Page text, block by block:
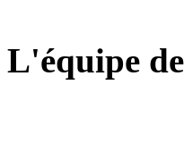
L'équipe